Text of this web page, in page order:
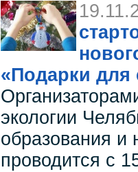
«Подарки для
экологии
образования и
проводится с